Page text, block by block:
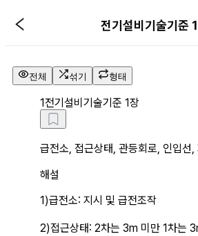
전기설비기술기준 1장
전기설비기술기준
전체 섞기 형태
1전기설비기술기준 1장
급전소, 접근상태, 관등회로, 인입선,
해설
1)급전소: 지시 및 급전조작
2)접근상태: 2차는 3m 미만 1차는